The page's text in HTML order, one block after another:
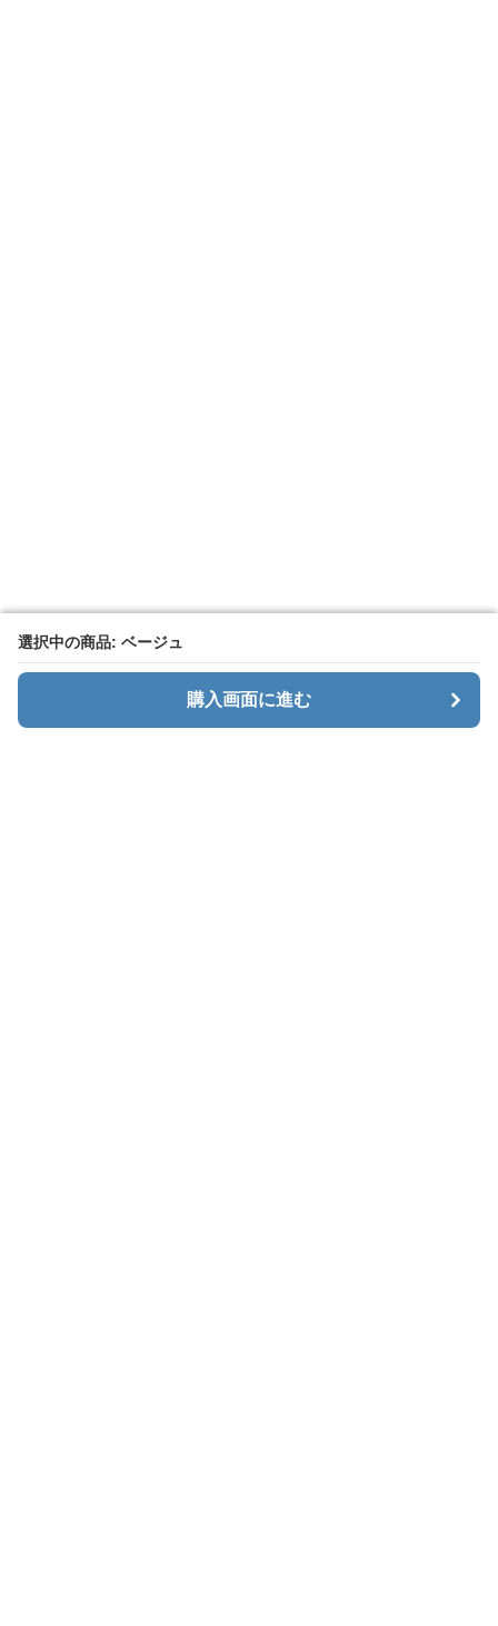
選択中の商品: ベージュ
購入画面に進む
選択中の商品: ベージュ
購入画面に進む